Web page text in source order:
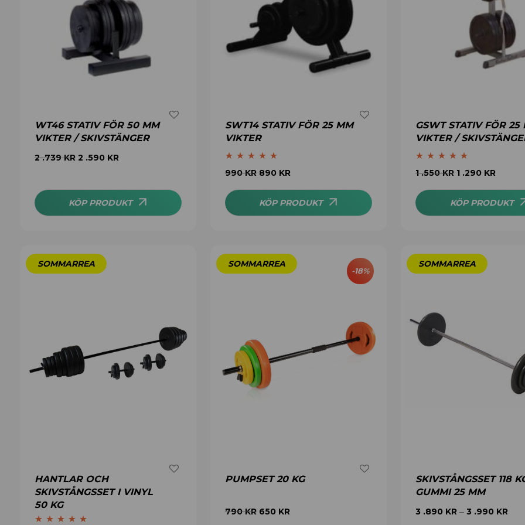
WT46 STATIV FÖR 50 MM
VIKTER / SKIVSTÄNGER
2 .739KR 2 .590 KR
KÖP PRODUKT
SWT14 STATIV FÖR 25 MM
VIKTER
Betygsatt 5.00
990KR 890 KR
KÖP PRODUKT
GSWT STATIV FÖR 25
VIKTER /
Betygsatt4.89
1 .550KR 1 .290 KR
KÖP PRODUKT
HANTLAR OCH
SKIVSTÅNGSSET I VINYL
50 KG
-18%
PUMPSET 20 KG
790KR 650 KR
SKIVSTÅNGSSET 118
GUMMI 25 MM
3 .890 KR– 3 .990 KR